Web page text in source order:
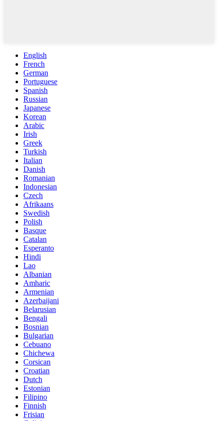
English
French
German
Portuguese
Spanish
Russian
Japanese
Korean
Arabic
Irish
Greek
Turkish
Italian
Danish
Romanian
Indonesian
Czech
Afrikaans
Swedish
Polish
Basque
Catalan
Esperanto
Hindi
Lao
Albanian
Amharic
Armenian
Azerbaijani
Belarusian
Bengali
Bosnian
Bulgarian
Cebuano
Chichewa
Corsican
Croatian
Dutch
Estonian
Filipino
Finnish
Frisian